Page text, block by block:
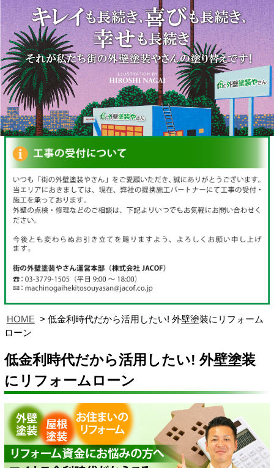
HOME
低金利時代だから活用したい! 外壁塗装にリフォーム
ローン
低金利時代だから活用したい! 外壁塗装
にリフォームローン